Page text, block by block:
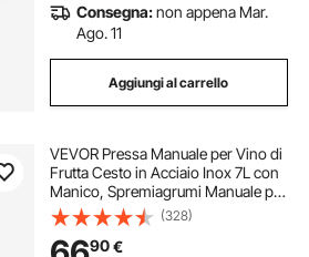
Consegna:non appena Mar.
Ago. 11
Aggiungi al carrello
VEVOR Pressa Manuale per Vino di
Frutta Cesto in Acciaio Inox 7L con
Manico, Spremiagrumi Manuale per
Bevande Alcoliche Pressa per
Sidro, Mela, Uva, Tintura, Miele,
Olio d'Oliva Cucina, Casa
(328)
90€